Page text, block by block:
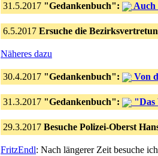
31.5.2017 "Gedankenbuch": Auch
6.5.2017 Ersuche die
Näheres dazu
30.4.2017 "Gedankenbuch": Von
31.3.2017 "Gedankenbuch": "Das
29.3.2017 Besuche Polizei-Oberst
FritzEndl: Nach längerer Zeit besuche